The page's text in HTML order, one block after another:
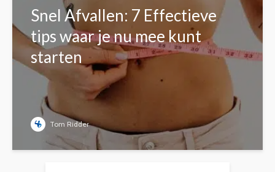
Snel Afvallen: 7 Effectieve
tips waar je nu mee kunt
starten
Tom Ridder